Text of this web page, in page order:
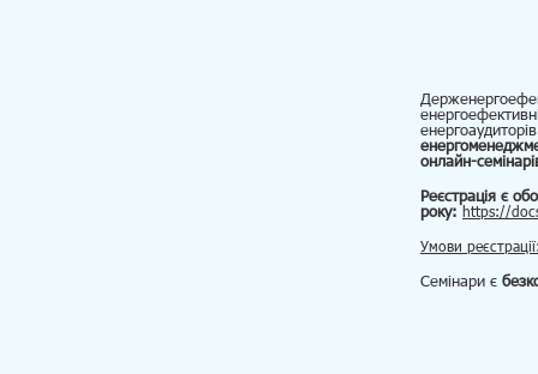
онлайн-
Реєстрація є
року: https://
Умови
Семінари є